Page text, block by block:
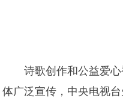
诗歌创作和公益爱
体广泛宣传，中央电视